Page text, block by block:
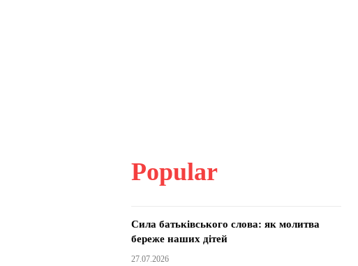
Popular
Сила батьківського слова: як молитва
береже наших дітей
27.07.2026